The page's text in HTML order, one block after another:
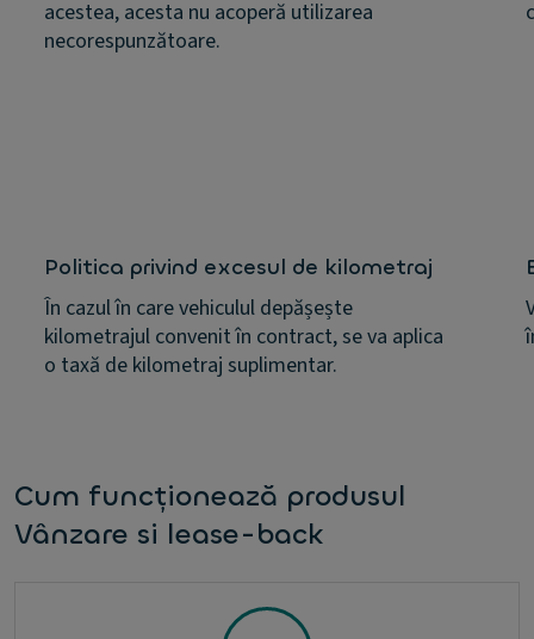
acestea, acesta nu acoperă utilizarea
necorespunzătoare.
Politica privind excesul de kilometraj
În cazul în care vehiculul depășește
kilometrajul convenit în contract, se va aplica
o taxă de kilometraj suplimentar.
Cum funcționează produsul
Vânzare si lease-back